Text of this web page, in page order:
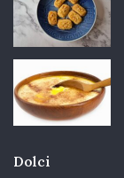
Dolci